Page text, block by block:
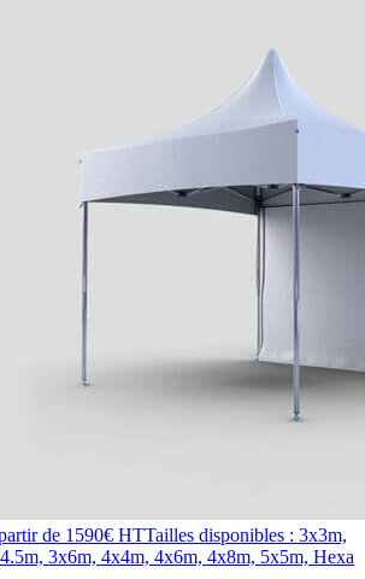
de 1590€ HTTailles disponibles : 3x3m,
3x6m, 4x4m, 4x6m, 4x8m, 5x5m, Hexa